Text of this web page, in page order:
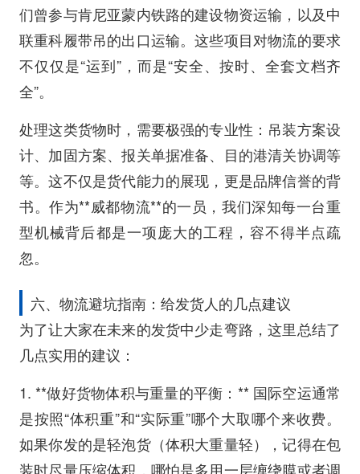
们曾参与肯尼亚蒙内铁路的建设物资运输，以及中
联重科履带吊的出口运输。这些项目对物流的要求
不仅仅是“运到”，而是“安全、按时、全套文档齐
全”。
处理这类货物时，需要极强的专业性：吊装方案设
计、加固方案、报关单据准备、目的港清关协调等
等。这不仅是货代能力的展现，更是品牌信誉的背
书。作为**威都物流**的一员，我们深知每一台重
型机械背后都是一项庞大的工程，容不得半点疏
忽。
六、物流避坑指南：给发货人的几点建议
为了让大家在未来的发货中少走弯路，这里总结了
几点实用的建议：
1. **做好货物体积与重量的平衡：** 国际空运通常
是按照“体积重”和“实际重”哪个大取哪个来收费。
如果你发的是轻泡货（体积大重量轻），记得在包
装时尽量压缩体积，哪怕是多用一层缠绕膜或者调